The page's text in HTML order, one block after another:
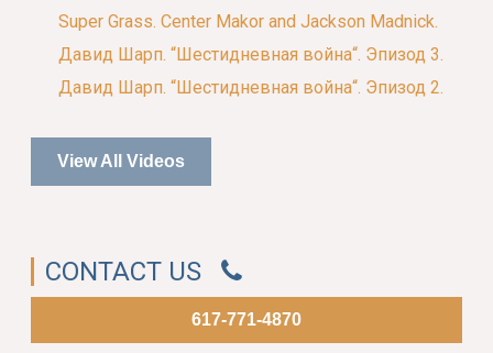
Super Grass. Center Makor and Jackson Madnick.
Давид Шарп. “Шестидневная война“. Эпизод 3.
Давид Шарп. “Шестидневная война“. Эпизод 2.
View All Videos
CONTACT US
617-771-4870